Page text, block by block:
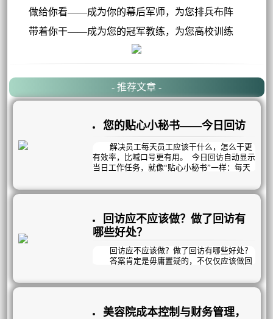
做给你看——成为你的幕后军师，为您排兵布阵
带着你干——成为您的冠军教练，为您高校训练
- 推荐文章 -
您的贴心小秘书——今日回访
解决员工每天员工应该干什么，怎么干更
有效率，比喊口号更有用。 今日回访自动显示
当日工作任务，就像“贴心小秘书”一样：每天
标下任务，晚会考核结果，保证执行力，提高
回访应不应该做？做了回访有
哪些好处？
回访应不应该做？做了回访有哪些好处？
答案肯定是毋庸置疑的，不仅仅应该做回
店率比较直接的方法。做了回访有哪些好处？
好处2、做好售后跟踪，规避客诉，持续
美容院成本控制与财务管理，